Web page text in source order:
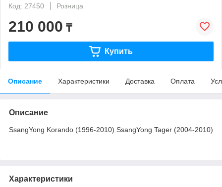
Код: 27450
Розница
210 000 ₸
Купить
Описание Характеристики Доставка Оплата
Описание
SsangYong Korando (1996-2010) SsangYong Tager (2004-2010)
Характеристики